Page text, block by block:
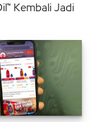
Kembali Jadi